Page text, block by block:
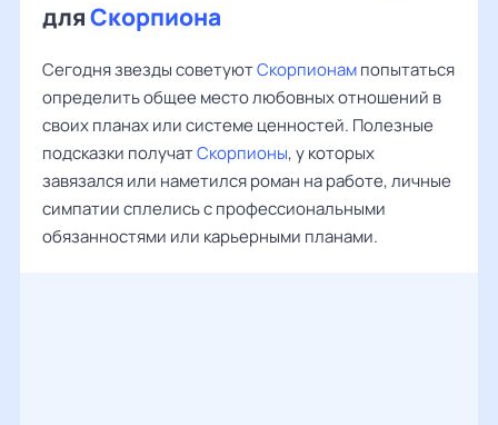
дляСкорпиона
Сегодня звезды советуютСкорпионампопытаться
определить общее место любовных отношений в
своих планах или системе ценностей. Полезные
подсказки получатСкорпионы, у которых
завязался или наметился роман на работе, личные
симпатии сплелись с профессиональными
обязанностями или карьерными планами.